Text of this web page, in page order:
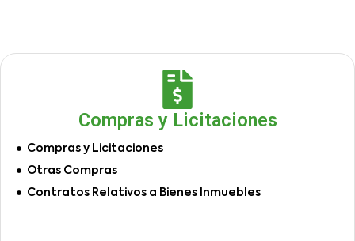
Compras y Licitaciones
Compras y Licitaciones
Otras Compras
Contratos Relativos a Bienes Inmuebles